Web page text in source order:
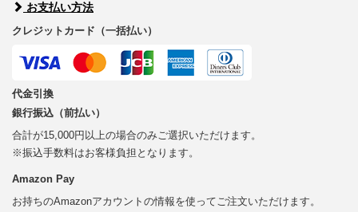
お支払い方法
クレジットカード（一括払い）
代金引換
銀行振込（前払い）
合計が15,000円以上の場合のみご選択いただけます。
※振込手数料はお客様負担となります。
Amazon Pay
お持ちのAmazonアカウントの情報を使ってご注文いただけます。